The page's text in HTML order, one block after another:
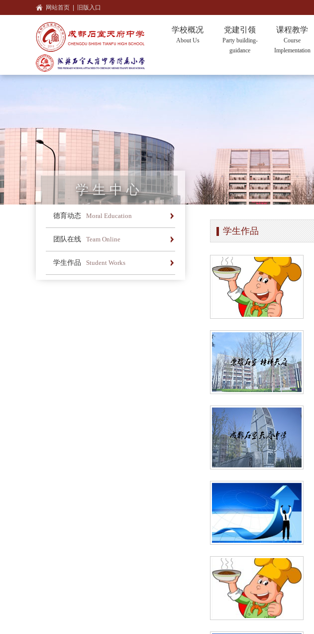
网站首页 旧版入口
学校概况
About Us
党建引领
Party building-
guidance
课程教学
Course
Implementation
学生中心
德育动态 Moral Education
团队在线 Team Online
学生作品 Student Works
办学简介 办学理念 荣誉长廊
学生作品